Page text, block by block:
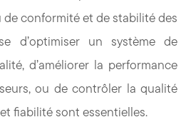
conformité et de stabilité des
d’optimiser un système de
d’améliorer la performance
ou de contrôler la qualité
fiabilité sont essentielles.